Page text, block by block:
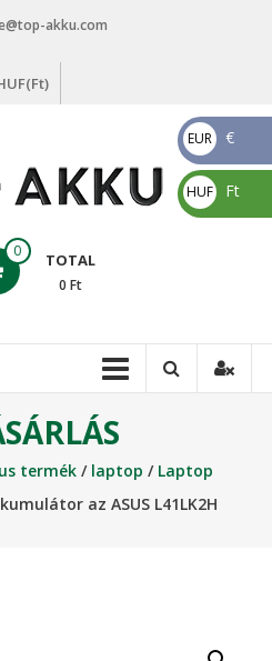
akku.com
0 TOTAL
0 Ft
termék / laptop / Laptop
az ASUS L41LK2H
EUR
€
€
HUF
Ft
Ft